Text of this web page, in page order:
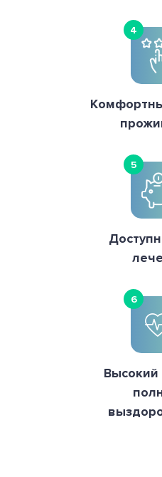
4
5
6
Высокий